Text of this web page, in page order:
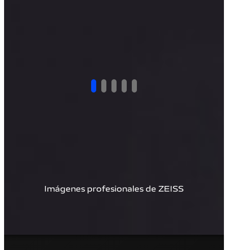
Imágenes profesionales de ZEISS